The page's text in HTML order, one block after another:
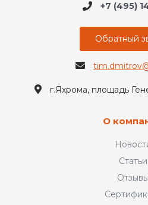
+7 (495)
Обратный
г.Яхрома, площадь
О
Статьи
Отзывы